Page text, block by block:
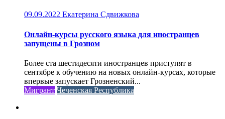
09.09.2022 Екатерина Сдвижкова
Онлайн-курсы русского языка для иностранцев
запущены в Грозном
Более ста шестидесяти иностранцев приступят в
сентябре к обучению на новых онлайн-курсах, которые
впервые запускает Грозненский...
Мигрант Чеченская Республика